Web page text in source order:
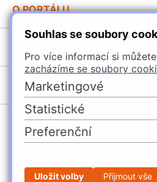
Souhlas se soubory
Pro více informací si
zacházíme se soubory
Marketingové
Statistické
Preferenční
Uložit volby Přijmout vše
Stavební katalog Häfele
Brožury Häfele
O PORTÁLU
Provozovatel portálu
Jak používat portál
Úchytky
Nábytkové kování
Vybavení kuchyní
Osvětlení a elektro
Stavební kování
POBOČKY
Domašín
Vyškov
Česká Třebová